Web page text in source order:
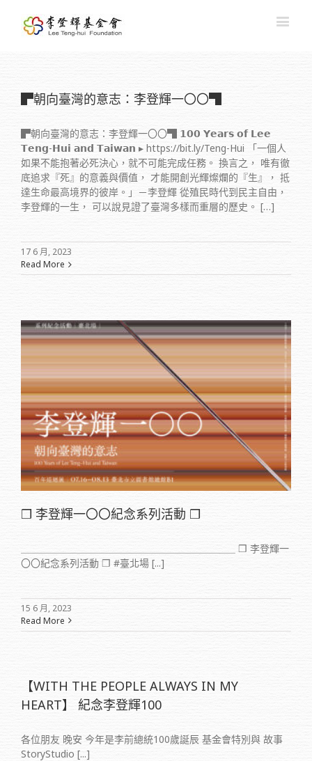
▛朝向臺灣的意志：李登輝一〇〇▜
▛朝向臺灣的意志：李登輝一〇〇▜ 𝟭𝟬𝟬 𝗬𝗲𝗮𝗿𝘀 𝗼𝗳 𝗟𝗲𝗲
𝗧𝗲𝗻𝗴-𝗛𝘂𝗶 𝗮𝗻𝗱 𝗧𝗮𝗶𝘄𝗮𝗻 ▸ https://bit.ly/Teng-Hui 「一個人
如果不能抱著必死決心，就不可能完成任務。 換言之， 唯有徹
底追求『死』的意義與價值， 才能開創光輝燦爛的『生』， 抵
達生命最高境界的彼岸。」－李登輝 從殖民時代到民主自由，
李登輝的一生， 可以說見證了臺灣多樣而重層的歷史。 […]
17 6 月, 2023
Read More
❒ 李登輝一〇〇紀念系列活動 ❒
＿＿＿＿＿＿＿＿＿＿＿＿＿＿＿＿＿＿＿＿＿＿ ❒ 李登輝一
〇〇紀念系列活動 ❒ #臺北場 [...]
15 6 月, 2023
Read More
【WITH THE PEOPLE ALWAYS IN MY
HEART】 紀念李登輝100
各位朋友 晚安 今年是李前總統100歲誕辰 基金會特別與 故事
StoryStudio [...]